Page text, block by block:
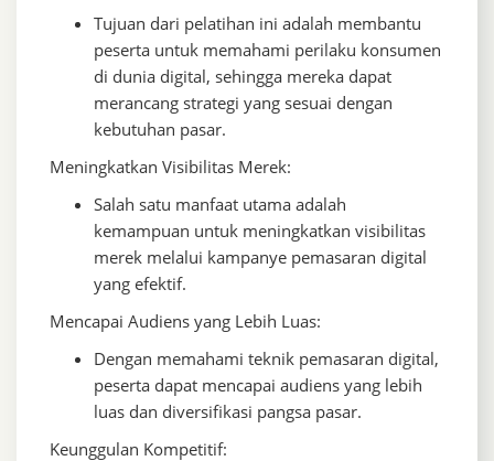
Tujuan dari pelatihan ini adalah membantu
peserta untuk memahami perilaku konsumen
di dunia digital, sehingga mereka dapat
merancang strategi yang sesuai dengan
kebutuhan pasar.
Meningkatkan Visibilitas Merek:
Salah satu manfaat utama adalah
kemampuan untuk meningkatkan visibilitas
merek melalui kampanye pemasaran digital
yang efektif.
Mencapai Audiens yang Lebih Luas:
Dengan memahami teknik pemasaran digital,
peserta dapat mencapai audiens yang lebih
luas dan diversifikasi pangsa pasar.
Keunggulan Kompetitif: